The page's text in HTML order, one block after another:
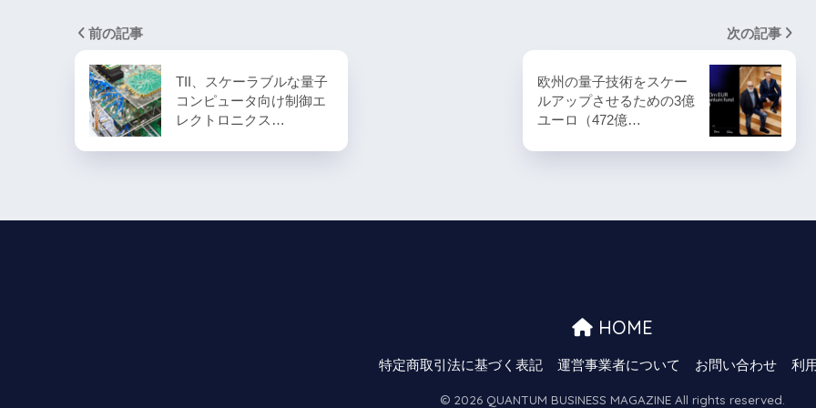
前の記事
TII、スケーラブルな量子
コンピュータ向け制御エ
レクトロニクス…
次の記事
欧州の量子技術をスケー
ルアップさせるための3億
ユーロ（472億…
HOME
特定商取引法に基づく表記 運営事業者について お問い合わせ 利
© 2026 QUANTUM BUSINESS MAGAZINE All rights reserved.